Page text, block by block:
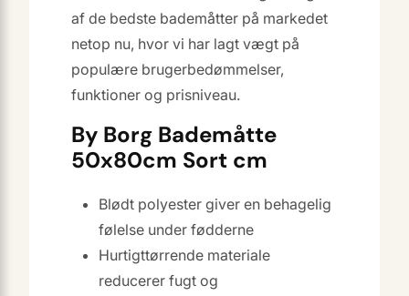
af de bedste bademåtter på markedet
netop nu, hvor vi har lagt vægt på
populære brugerbedømmelser,
funktioner og prisniveau.
By Borg Bademåtte
50x80cm Sort cm
Blødt polyester giver en behagelig
følelse under fødderne
Hurtigttørrende materiale
reducerer fugt og